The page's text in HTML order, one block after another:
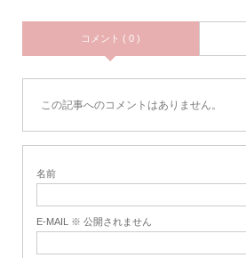
コメント ( 0 )
この記事へのコメントはありません。
名前
E-MAIL ※ 公開されません